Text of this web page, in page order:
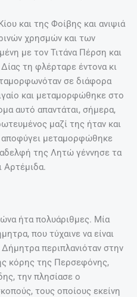
και της Φοίβης και ανιψιά
χρησμών και των
με τον Τιτάνα Πέρση και
τη φλέρταρε έντονα κι
σε διάφορα
και μεταμορφώθηκε στο
αυτό απαντάται, σήμερα,
μαζί της ήταν και
αποφύγει μεταμορφώθηκε
της Λητώ γέννησε τα
Αρτέμιδα.
ήτα πολυάριθμες. Μία
που τύχαινε να είναι
περιπλανιόταν στην
κόρης της Περσεφόνης,
την πλησίασε ο
τους οποίους εκείνη